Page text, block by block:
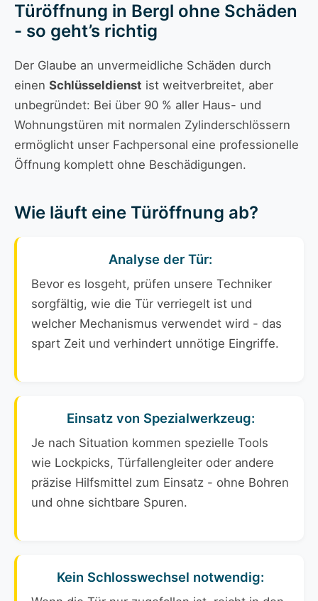
Türöffnung in Bergl ohne Schäden
- so geht’s richtig
Der Glaube an unvermeidliche Schäden durch
einen Schlüsseldienst ist weitverbreitet, aber
unbegründet: Bei über 90 % aller Haus- und
Wohnungstüren mit normalen Zylinderschlössern
ermöglicht unser Fachpersonal eine professionelle
Öffnung komplett ohne Beschädigungen.
Wie läuft eine Türöffnung ab?
Analyse der Tür:
Bevor es losgeht, prüfen unsere Techniker
sorgfältig, wie die Tür verriegelt ist und
welcher Mechanismus verwendet wird - das
spart Zeit und verhindert unnötige Eingriffe.
Einsatz von Spezialwerkzeug:
Je nach Situation kommen spezielle Tools
wie Lockpicks, Türfallengleiter oder andere
präzise Hilfsmittel zum Einsatz - ohne Bohren
und ohne sichtbare Spuren.
Kein Schlosswechsel notwendig: